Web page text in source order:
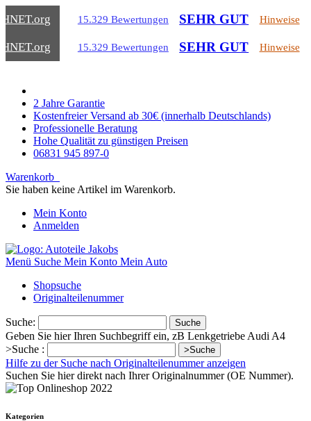
.org 15.329 Bewertungen SEHR GUT Hinweise
.org 15.329 Bewertungen SEHR GUT Hinweise
2 Jahre Garantie
Kostenfreier Versand ab 30€ (innerhalb Deutschlands)
Professionelle Beratung
Hohe Qualität zu günstigen Preisen
06831 945 897-0
Warenkorb
Sie haben keine Artikel im Warenkorb.
Mein Konto
Anmelden
Menü Suche Mein Konto Mein Auto
Shopsuche
Originalteilenummer
Suche: Suche
Geben Sie hier Ihren Suchbegriff ein, zB Lenkgetriebe Audi A4
>Suche :
>Suche
Hilfe zu der Suche nach Originalteilenummer anzeigen
Suchen Sie hier direkt nach Ihrer Originalnummer (OE Nummer).
Kategorien